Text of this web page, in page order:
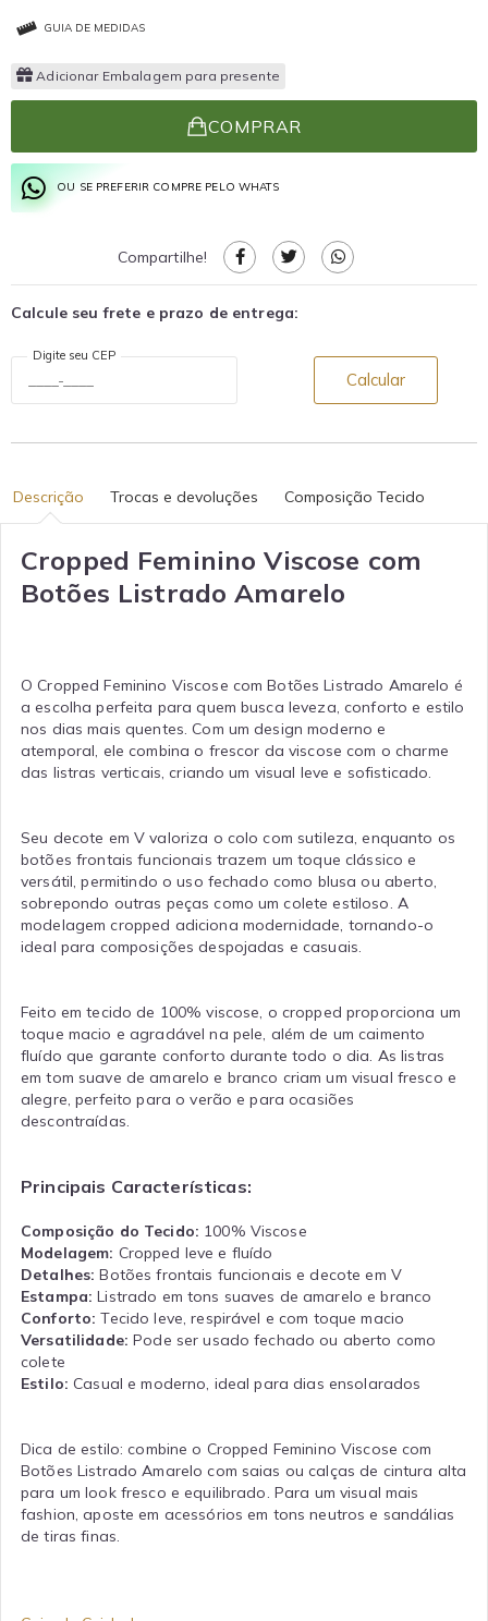
GUIA DE MEDIDAS
Adicionar Embalagem para presente
COMPRAR
OU SE PREFERIR COMPRE PELO WHATS
Compartilhe!
Calcule seu frete e prazo de entrega:
Digite seu CEP
Calcular
Descrição Trocas e devoluções Composição Tecido
Cropped Feminino Viscose com
Botões Listrado Amarelo
O Cropped Feminino Viscose com Botões Listrado Amarelo é
a escolha perfeita para quem busca leveza, conforto e estilo
nos dias mais quentes. Com um design moderno e
atemporal, ele combina o frescor da viscose com o charme
das listras verticais, criando um visual leve e sofisticado.
Seu decote em V valoriza o colo com sutileza, enquanto os
botões frontais funcionais trazem um toque clássico e
versátil, permitindo o uso fechado como blusa ou aberto,
sobrepondo outras peças como um colete estiloso. A
modelagem cropped adiciona modernidade, tornando-o
ideal para composições despojadas e casuais.
Feito em tecido de 100% viscose, o cropped proporciona um
toque macio e agradável na pele, além de um caimento
fluído que garante conforto durante todo o dia. As listras
em tom suave de amarelo e branco criam um visual fresco e
alegre, perfeito para o verão e para ocasiões
descontraídas.
Principais Características:
Composição do Tecido: 100% Viscose
Modelagem: Cropped leve e fluído
Detalhes: Botões frontais funcionais e decote em V
Estampa: Listrado em tons suaves de amarelo e branco
Conforto: Tecido leve, respirável e com toque macio
Versatilidade: Pode ser usado fechado ou aberto como
colete
Estilo: Casual e moderno, ideal para dias ensolarados
Dica de estilo: combine o Cropped Feminino Viscose com
Botões Listrado Amarelo com saias ou calças de cintura alta
para um look fresco e equilibrado. Para um visual mais
fashion, aposte em acessórios em tons neutros e sandálias
de tiras finas.